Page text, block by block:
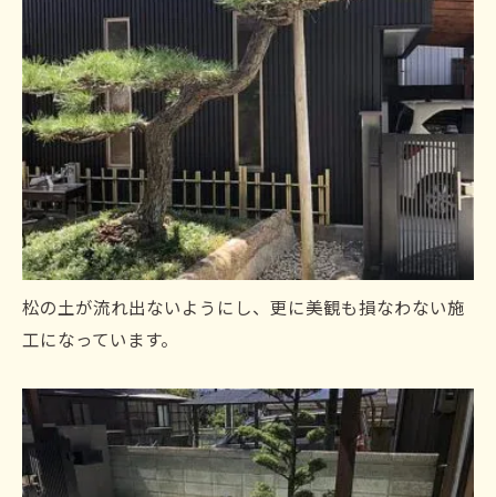
松の土が流れ出ないようにし、更に美観も損なわない施
工になっています。